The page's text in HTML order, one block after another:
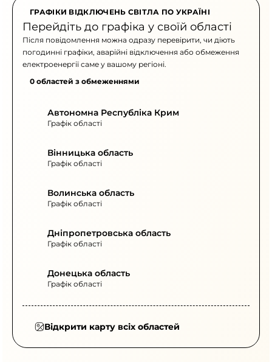
ГРАФІКИ ВІДКЛЮЧЕНЬ СВІТЛА ПО УКРАЇНІ
Перейдіть до графіка у своїй області
Після повідомлення можна одразу перевірити, чи діють
погодинні графіки, аварійні відключення або обмеження
електроенергії саме у вашому регіоні.
0 областей з обмеженнями
Автономна Республіка Крим
Графік області
Вінницька область
Графік області
Волинська область
Графік області
Дніпропетровська область
Графік області
Донецька область
Графік області
Відкрити карту всіх областей